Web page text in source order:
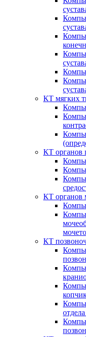
КТ мягких
КТ органов
КТ органов
КТ